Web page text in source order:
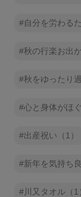
自分を労わる
秋の行楽お出
秋をゆったり
心と身体がほ
出産祝い（1）
新年を気持ち
川又タオル（1